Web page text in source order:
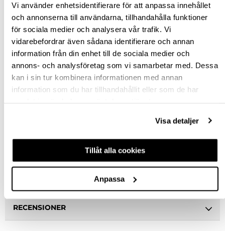
Vi använder enhetsidentifierare för att anpassa innehållet
och annonserna till användarna, tillhandahålla funktioner
för sociala medier och analysera vår trafik. Vi
vidarebefordrar även sådana identifierare och annan
information från din enhet till de sociala medier och
annons- och analysföretag som vi samarbetar med. Dessa
kan i sin tur kombinera informationen med annan
information som du har tillhandahållit eller som de har
Visa detaljer
Tillåt alla cookies
Anpassa
st
VÄLJ VARIANT
Snabba leveranser
RECENSIONER